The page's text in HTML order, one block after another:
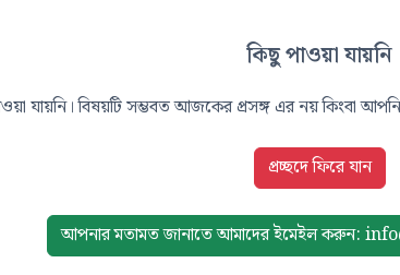
কিছু পাওয়া যায়নি
যায়নি। বিষয়টি সম্ভবত আজকের প্রসঙ্গ এর নয় কিংবা
প্রচ্ছদে ফিরে যান
আপনার মতামত জানাতে আমাদেরইমেইল করুন: